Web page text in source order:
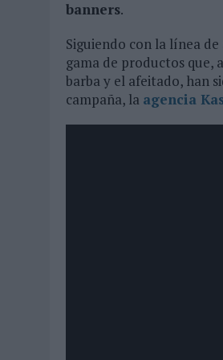
banners.
Siguiendo con la línea
gama de productos que,
barba y el afeitado, han
campaña, la agencia